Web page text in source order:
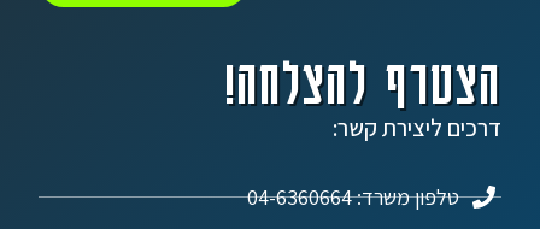
הצטרף להצלחה!
דרכים ליצירת קשר:
טלפון משרד: 04-6360664